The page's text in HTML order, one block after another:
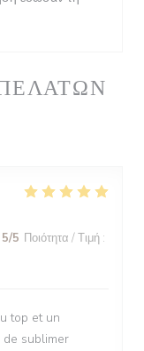
5/5 Ποιότητα / Τιμή :
top et un
sublimer